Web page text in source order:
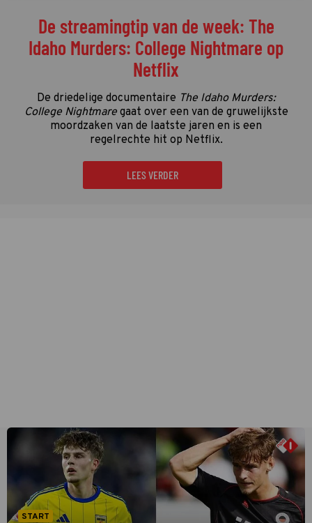
De streamingtip van de week: The
Idaho Murders: College Nightmare op
Netflix
De driedelige documentaire The Idaho Murders:
College Nightmaregaat over een van de gruwelijkste
moordzaken van de laatste jaren en is een
regelrechte hit op Netflix.
LEES VERDER
START